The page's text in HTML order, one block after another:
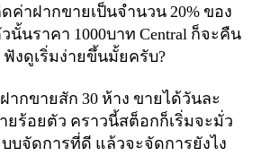
ค่าฝากขายเป็นจำนวน 20% ของ
นั้นราคา 1000บาท Central ก็จะคืน
ฟังดูเริ่มง่ายขึ้นมั้ยครับ?
ากขายสัก 30 ห้าง ขายได้วันละ
ร้อยตัว คราวนี้สต็อกก็เริ่มจะมั่ว
บจัดการที่ดี แล้วจะจัดการยังไง